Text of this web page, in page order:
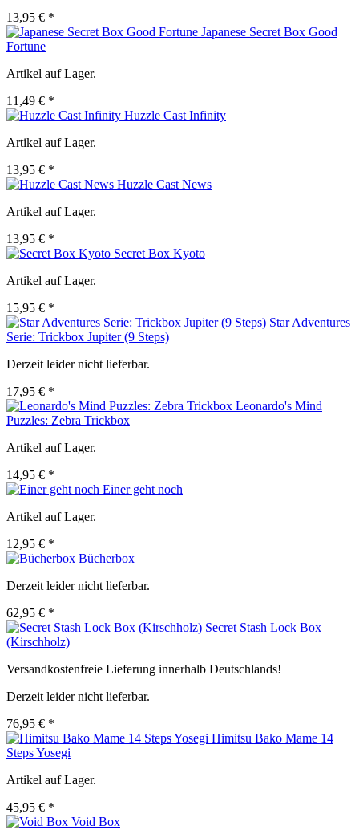
13,95 € *
Japanese Secret Box Good
Fortune
Artikel auf Lager.
11,49 € *
Huzzle Cast Infinity
Artikel auf Lager.
13,95 € *
Huzzle Cast News
Artikel auf Lager.
13,95 € *
Secret Box Kyoto
Artikel auf Lager.
15,95 € *
Star Adventures
Serie: Trickbox Jupiter (9 Steps)
Derzeit leider nicht lieferbar.
17,95 € *
Leonardo's Mind
Puzzles: Zebra Trickbox
Artikel auf Lager.
14,95 € *
Einer geht noch
Artikel auf Lager.
12,95 € *
Bücherbox
Derzeit leider nicht lieferbar.
62,95 € *
Secret Stash Lock Box
(Kirschholz)
Versandkostenfreie Lieferung innerhalb Deutschlands!
Derzeit leider nicht lieferbar.
76,95 € *
Himitsu Bako Mame 14
Steps Yosegi
Artikel auf Lager.
45,95 € *
Void Box